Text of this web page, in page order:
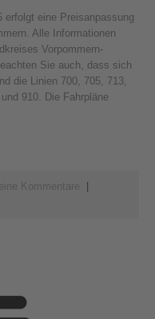
erfolgt eine Preisanpassung
Alle Informationen
Vorpommern-
Sie auch, dass sich
die Linien 700, 705, 713,
910. Die Fahrpläne
Kommentare